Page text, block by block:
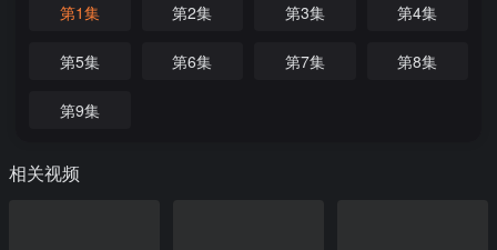
第1集 第2集 第3集 第4集
第5集 第6集 第7集 第8集
第9集
相关视频